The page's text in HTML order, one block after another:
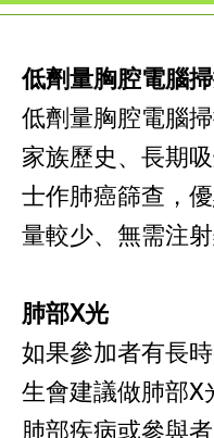
低劑量胸腔電腦
低劑量胸腔電腦
家族歷史、長期
士作肺癌篩查，
量較少、無需注
肺部X光
如果參加者有長
生會建議做肺部X
肺部疾病或參與